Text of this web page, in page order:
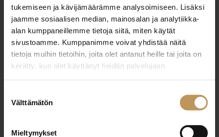
tukemiseen ja kävijämäärämme analysoimiseen. Lisäksi
jaamme sosiaalisen median, mainosalan ja analytiikka-
alan kumppaneillemme tietoja siitä, miten käytät
sivustoamme. Kumppanimme voivat yhdistää näitä
tietoja muihin tietoihin, joita olet antanut heille tai joita on
kerätty, kun olet käyttänyt heidän palvelujaan.
valinta
Välttämätön
Mieltymykset
Aihe
Nimi*
Sähköposti